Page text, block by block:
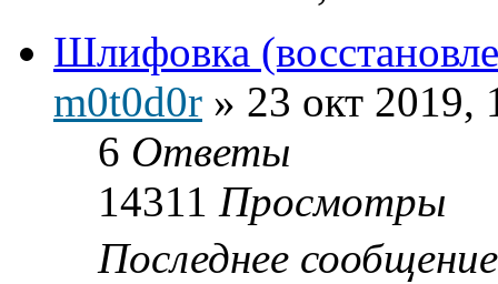
Шлифовка
m0t0d0r » 23 окт 2019,
6 Ответы
14311 Просмотры
Последнее